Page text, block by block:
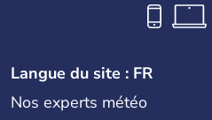
Langue du site : FR
Nos experts météo